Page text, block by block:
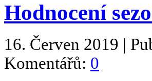
Hodnocení
16. Červen 2019 |
Komentářů: 0